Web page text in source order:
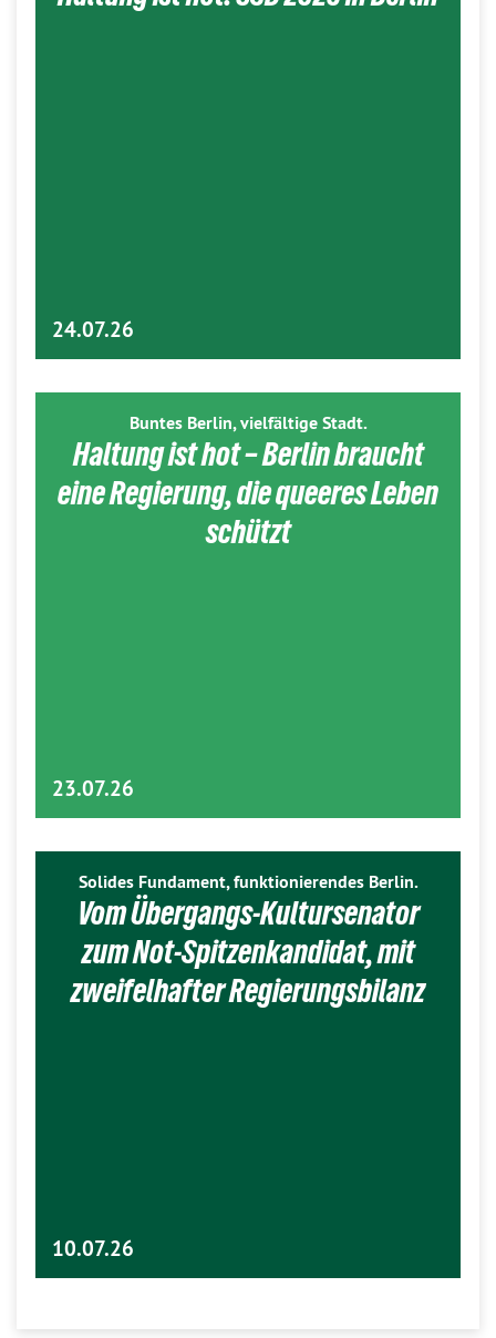
24.07.26
Buntes Berlin, vielfältige Stadt.
Haltung ist hot – Berlin braucht
eine Regierung, die queeres Leben
schützt
23.07.26
Solides Fundament, funktionierendes Berlin.
Vom Übergangs-Kultursenator
zum Not-Spitzenkandidat, mit
zweifelhafter Regierungsbilanz
10.07.26